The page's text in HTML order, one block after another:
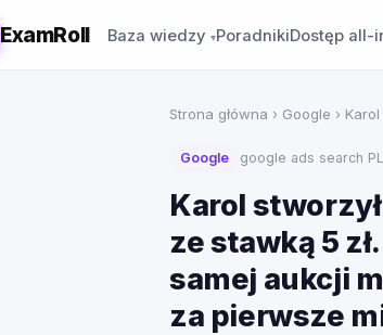
ExamRoll Baza wiedzy PoradnikiDostęp all-
Strona główna › Google ›
Google google ads search
Karol
ze stawką 5
samej aukcji
za pierwsze